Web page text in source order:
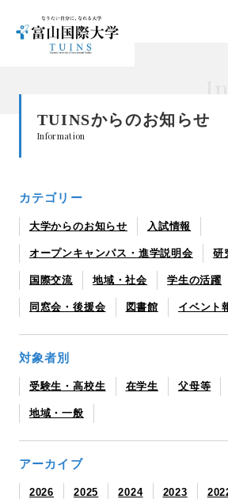
TUINSからのお知らせ
Information
カテゴリー
大学からのお知らせ 入試情報
オープンキャンパス・進学説明会 研
国際交流 地域・社会 学生の活躍
同窓会・後援会 図書館 イベント
対象者別
受験生・高校生 在学生 父母等
地域・一般
アーカイブ
2026 2025 2024 2023